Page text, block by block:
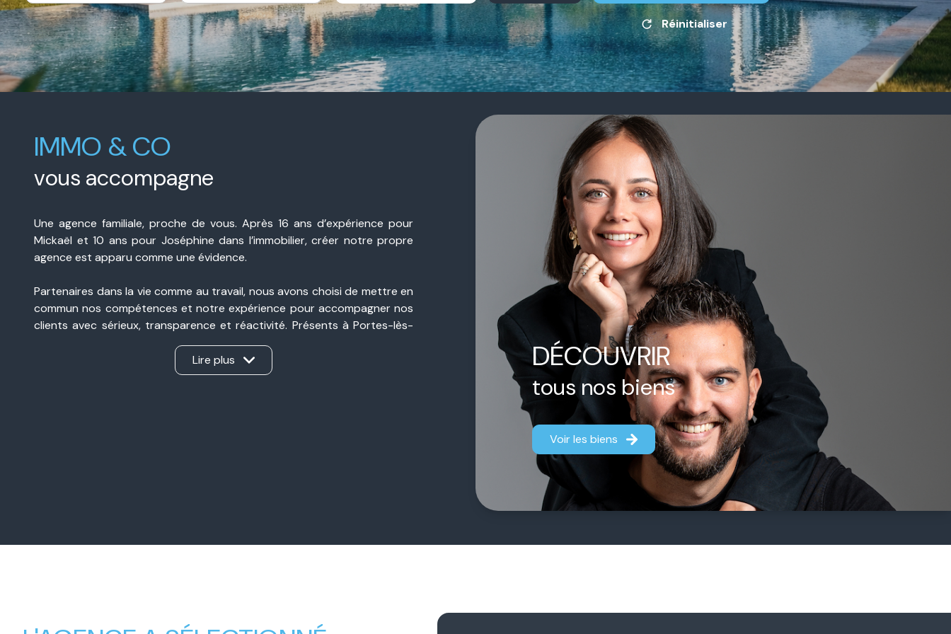
mail
contact
De l'immo pro
Réinitialiser
DÉCOUVRIR
tous nos biens
Voir les biens
IMMO & CO
vous accompagne
Une agence familiale, proche de vous. Après 16 ans d’expérience pour
Mickaël et 10 ans pour Joséphine dans l’immobilier, créer notre propre
agence est apparu comme une évidence.
Partenaires dans la vie comme au travail, nous avons choisi de mettre en
commun nos compétences et notre expérience pour accompagner nos
clients avec sérieux, transparence et réactivité. Présents à Portes-lès-
Valence et à Valence, nous sommes une agence immobilière de proximité,
ancrée dans notre secteur et à l’écoute de chaque projet, qu’il s’agisse
d’une vente, d’un achat, d’un investissement ou d’une estimation.
Lire plus